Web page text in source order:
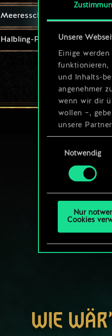
Unsere
Einige
funktionieren,
und Inhalts-
angenehmer
wenn wir dir
wollen –,
unsere
allerdings
Notwendig
Nur
Cookies
Meeresschakal
Halbling-Panzerknacker
WIE